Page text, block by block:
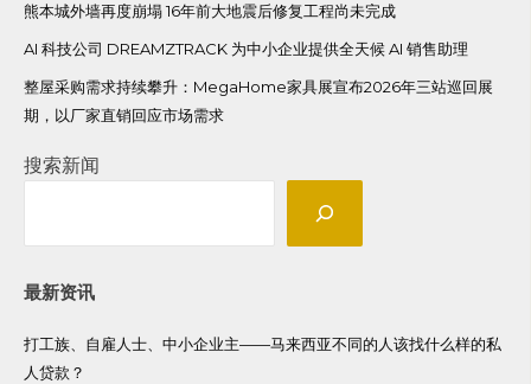
熊本城外墙再度崩塌 16年前大地震后修复工程尚未完成
AI 科技公司 DREAMZTRACK 为中小企业提供全天候 AI 销售助理
整屋采购需求持续攀升：MegaHome家具展宣布2026年三站巡回展
期，以厂家直销回应市场需求
搜索新闻
最新资讯
打工族、自雇人士、中小企业主——马来西亚不同的人该找什么样的私
人贷款？